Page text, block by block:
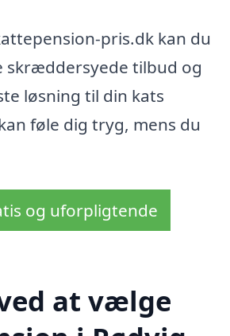
pris.dk kan du
skræddersyede tilbud og
løsning til din kats
føle dig tryg, mens du
og uforpligtende
at vælge